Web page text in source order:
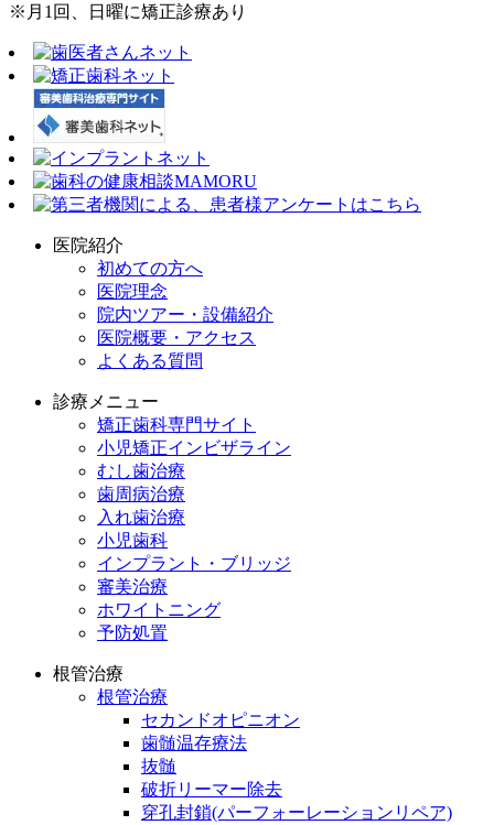
※月1回、日曜に矯正診療あり
医院紹介
初めての方へ
医院理念
院内ツアー・設備紹介
医院概要・アクセス
よくある質問
診療メニュー
矯正歯科専門サイト
小児矯正インビザライン
むし歯治療
歯周病治療
入れ歯治療
小児歯科
インプラント・ブリッジ
審美治療
ホワイトニング
予防処置
根管治療
根管治療
セカンドオピニオン
歯髄温存療法
抜髄
破折リーマー除去
穿孔封鎖(パーフォーレーションリペア)